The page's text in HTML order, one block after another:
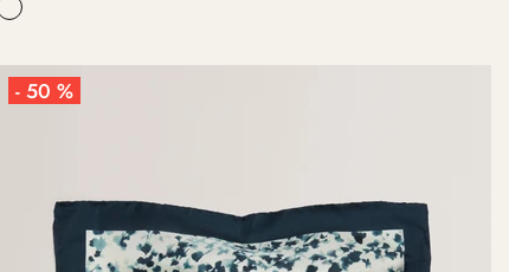
- 50 %